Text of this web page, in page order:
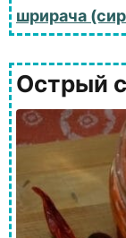
шрирача
Острый